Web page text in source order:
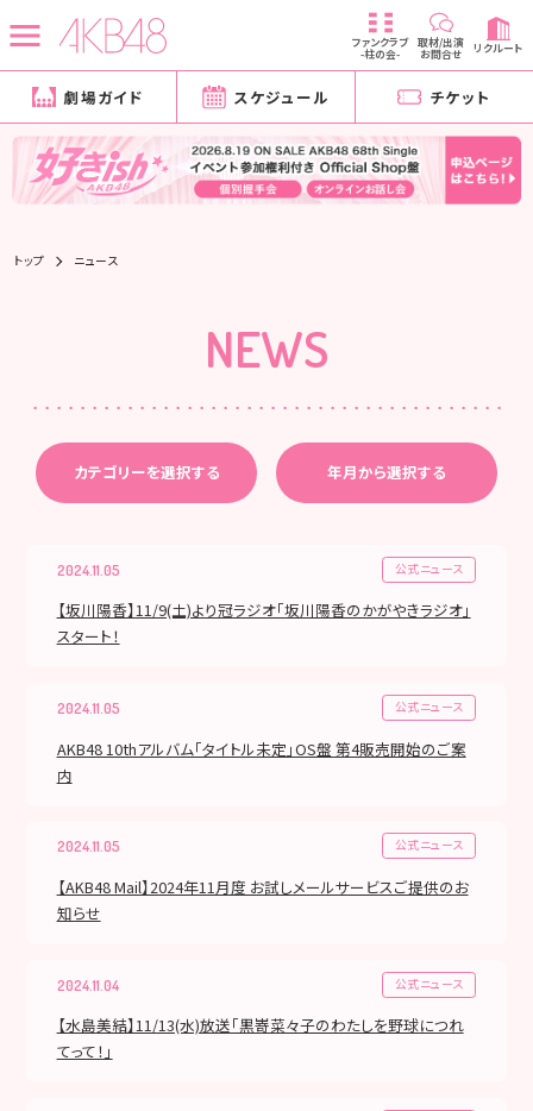
ファンクラブ
-柱の会-
取材/出演
お問合せ リクルート
劇場ガイド スケジュール チケット
トップ ニュース
NEWS
カテゴリーを選択する 年月から選択する
2024.11.05 公式ニュース
【坂川陽香】11/9(土)より冠ラジオ「坂川陽香のかがやきラジオ」
スタート！
2024.11.05 公式ニュース
AKB48 10thアルバム「タイトル未定」OS盤 第4販売開始のご案
内
2024.11.05 公式ニュース
【AKB48 Mail】2024年11月度 お試しメールサービスご提供のお
知らせ
2024.11.04 公式ニュース
【水島美結】11/13(水)放送「黒嵜菜々子のわたしを野球につれ
てって！」